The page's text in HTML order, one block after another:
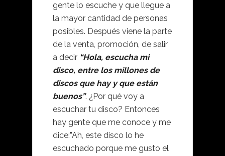
gente lo escuche y que llegue a
la mayor cantidad de personas
posibles. Después viene la parte
de la venta, promoción, de salir
a decir “Hola, escucha mi
disco, entre los millones de
discos que hay y que están
buenos”. ¿Por qué voy a
escuchar tu disco? Entonces
hay gente que me conoce y me
dice:”Ah, este disco lo he
escuchado porque me gusto el